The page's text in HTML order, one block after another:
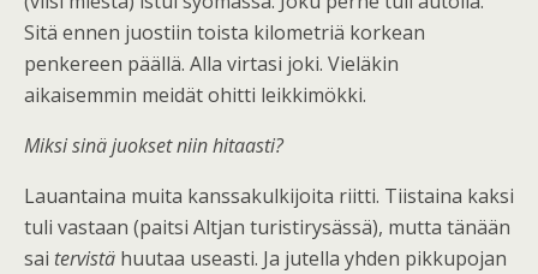
Sitä ennen juostiin toista kilometriä korkean
penkereen päällä. Alla virtasi joki. Vieläkin
aikaisemmin meidät ohitti leikkimökki.
Miksi sinä juokset niin hitaasti?
Lauantaina muita kanssakulkijoita riitti. Tiistaina kaksi
tuli vastaan (paitsi Altjan turistirysässä), mutta tänään
sai tervistä huutaa useasti. Ja jutella yhden pikkupojan